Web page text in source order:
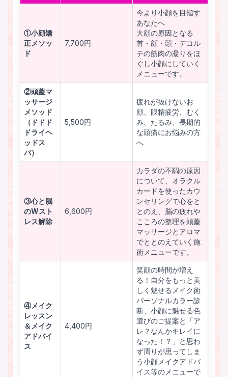
①小顔矯
正メソッ
ド
7,700円
今より小顔を目指す
あなたへ
大顔の原因となる
首・顔・頭・デコル
テの筋肉の凝りをほ
ぐし小顔にしていく
メニューです。
②頭蓋マ
ッサージ
メソッド
（ドドド
ドライヘ
ッドス
パ）
5,500円
疲れが抜けないお
顔、眼精疲労、むく
み、たるみ、長期的
な頭痛にお悩みの方
へ
③心と脳
のWスト
レス解除
6,600円
カラダの不調の原因
について、オラクル
カードを使ったカウ
ンセリングで心をと
とのえ、脳の疲れや
こころの整理を頭蓋
マッサージとアロマ
でととのえていく施
術メニューです。
④メイク
レッスン
＆メイク
アドバイ
ス
4,400円
笑顔の時間が増え
る！自分をもっと美
しく魅せるメイク術
パーソナルカラー診
断、小顔に魅せる色
選びのご提案と「ア
レ？なんかキレイに
なった！？」と思わ
ず周りが思ってしま
う小顔メイクアドバ
イス等のメニューで